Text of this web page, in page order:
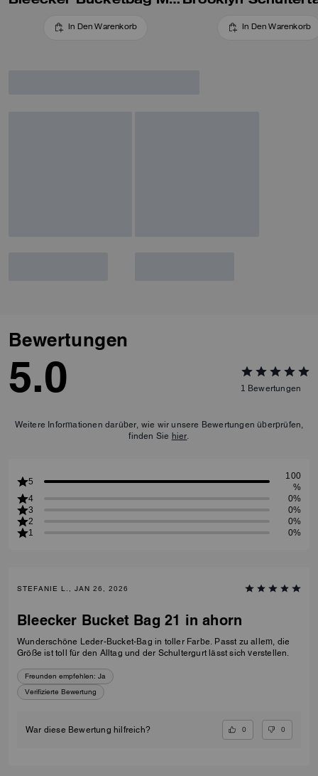
In Den Warenkorb In Den Warenkorb
Bewertungen
5.0 1 Bewertungen
Weitere Informationen darüber, wie wir unsere Bewertungen überprüfen,
finden Sie hier
5
100
%
4
0%
3
0%
2
0%
1
0%
STEFANIE L., JAN 26, 2026
Bleecker Bucket Bag 21 in ahorn
Wunderschöne Leder-Bucket-Bag in toller Farbe. Passt zu allem, die
Größe ist toll für den Alltag und der Schultergurt lässt sich verstellen.
Freunden empfehlen: Ja
Verifizierte Bewertung
War diese Bewertung hilfreich? 0 0